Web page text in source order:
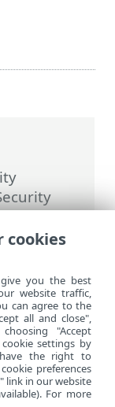
af
cookies
you the best
website traffic,
can agree to the
all and close",
"Accept
settings by
have the right to
preferences
link in our website
For more